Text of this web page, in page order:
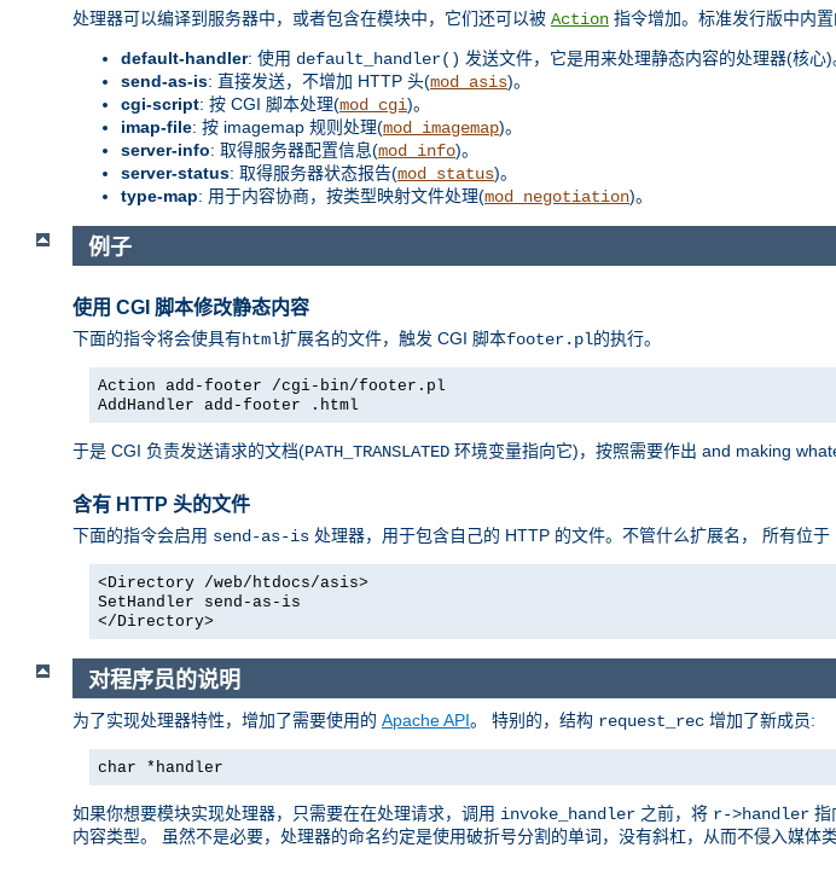
处理器可以编译到服务器中，或者包含在模块中，它们还可以被 Action 指令增加。标准发行版中内
default-handler: 使用 default_handler() 发送文件，它是用来处理静态内容的处理器(核心)
send-as-is: 直接发送，不增加 HTTP 头(mod_asis)。
cgi-script: 按 CGI 脚本处理(mod_cgi)。
imap-file: 按 imagemap 规则处理(mod_imagemap)。
server-info: 取得服务器配置信息(mod_info)。
server-status: 取得服务器状态报告(mod_status)。
type-map: 用于内容协商，按类型映射文件处理(mod_negotiation)。
例子
使用 CGI 脚本修改静态内容
下面的指令将会使具有html扩展名的文件，触发 CGI 脚本footer.pl的执行。
Action add-footer /cgi-bin/footer.pl
AddHandler add-footer .html
于是 CGI 负责发送请求的文档(PATH_TRANSLATED 环境变量指向它)，按照需要作出 and making
含有 HTTP 头的文件
下面的指令会启用 send-as-is 处理器，用于包含自己的 HTTP 的文件。不管什么扩展名， 所有位于
<Directory /web/htdocs/asis>
SetHandler send-as-is
</Directory>
对程序员的说明
为了实现处理器特性，增加了需要使用的 Apache API。 特别的，结构 request_rec 增加了新成员:
char *handler
如果你想要模块实现处理器，只需要在在处理请求，调用 invoke_handler 之前，将 r->handler 指
内容类型。 虽然不是必要，处理器的命名约定是使用破折号分割的单词，没有斜杠，从而不侵入媒体类